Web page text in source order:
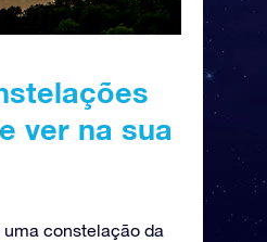
ver na sua
constelação da